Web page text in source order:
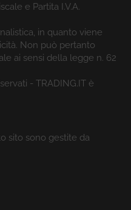
e Partita I.V.A.
in quanto viene
Non può pertanto
ai sensi della legge n. 62
- TRADING.IT è
sito sono gestite da